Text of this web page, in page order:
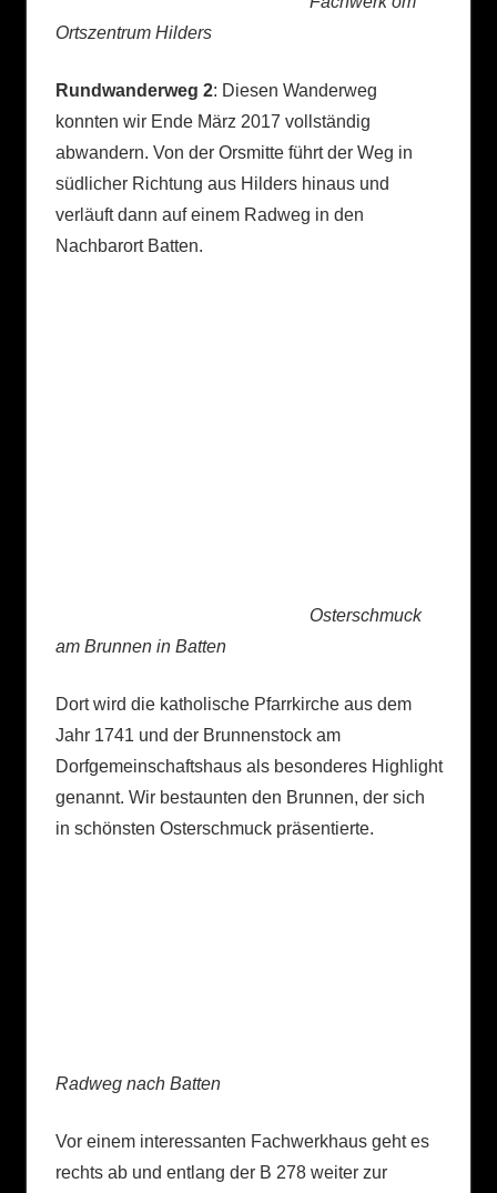
Ortszentrum Hilders
Rundwanderweg 2: Diesen Wanderweg
konnten wir Ende März 2017 vollständig
abwandern. Von der Orsmitte führt der Weg in
südlicher Richtung aus Hilders hinaus und
verläuft dann auf einem Radweg in den
Nachbarort Batten.
Osterschmuck
am Brunnen in Batten
Dort wird die katholische Pfarrkirche aus dem
Jahr 1741 und der Brunnenstock am
Dorfgemeinschaftshaus als besonderes Highlight
genannt. Wir bestaunten den Brunnen, der sich
in schönsten Osterschmuck präsentierte.
Radweg nach Batten
Vor einem interessanten Fachwerkhaus geht es
rechts ab und entlang der B 278 weiter zur